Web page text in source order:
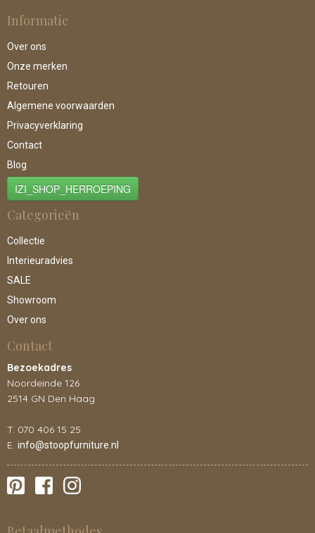
Informatie
Over ons
Onze merken
Retouren
Algemene voorwaarden
Privacyverklaring
Contact
Blog
IZI_SHOP_HERROEPING
Categorieën
Collectie
Interieuradvies
SALE
Showroom
Over ons
Contact
Bezoekadres
Noordeinde 126
2514 GN Den Haag
T. 070 406 15 25
E. info@stoopfurniture.nl